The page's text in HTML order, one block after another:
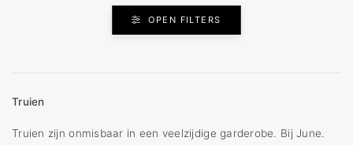
OPEN FILTERS
Truien
Truien zijn onmisbaar in een veelzijdige garderobe. Bij June.